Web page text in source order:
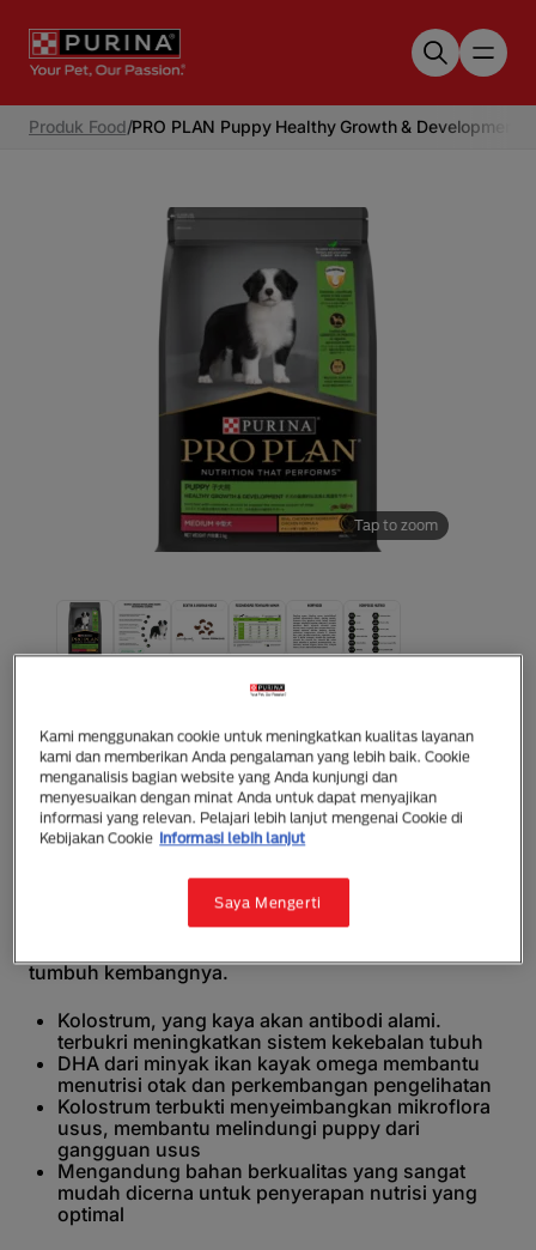
Produk Food/PRO PLAN Puppy Healthy Growth & Development
Tap to zoom
Development Medium Chicken
Makanan Kering Anak Anjing
Pro Plan Puppy Healthy Growth &; Development
Medium dengan rasa ayam mengandung nutrisi
usia 12 bulan. Cocok juga untuk dikonsumsi oleh
anjing betina yang sedang mengandung/menyusui.
Mengandung kolostrum yang membantu
tumbuh kembangnya.
Kolostrum, yang kaya akan antibodi alami.
terbukri meningkatkan sistem kekebalan tubuh
DHA dari minyak ikan kayak omega membantu
menutrisi otak dan perkembangan pengelihatan
Kolostrum terbukti menyeimbangkan mikroflora
usus, membantu melindungi puppy dari
gangguan usus
Mengandung bahan berkualitas yang sangat
mudah dicerna untuk penyerapan nutrisi yang
optimal
Kami menggunakan cookie untuk meningkatkan kualitas layanan
kami dan memberikan Anda pengalaman yang lebih baik. Cookie
menganalisis bagian website yang Anda kunjungi dan
menyesuaikan dengan minat Anda untuk dapat menyajikan
informasi yang relevan. Pelajari lebih lanjut mengenai Cookie di
Kebijakan Cookie Informasi lebih lanjut
Saya Mengerti